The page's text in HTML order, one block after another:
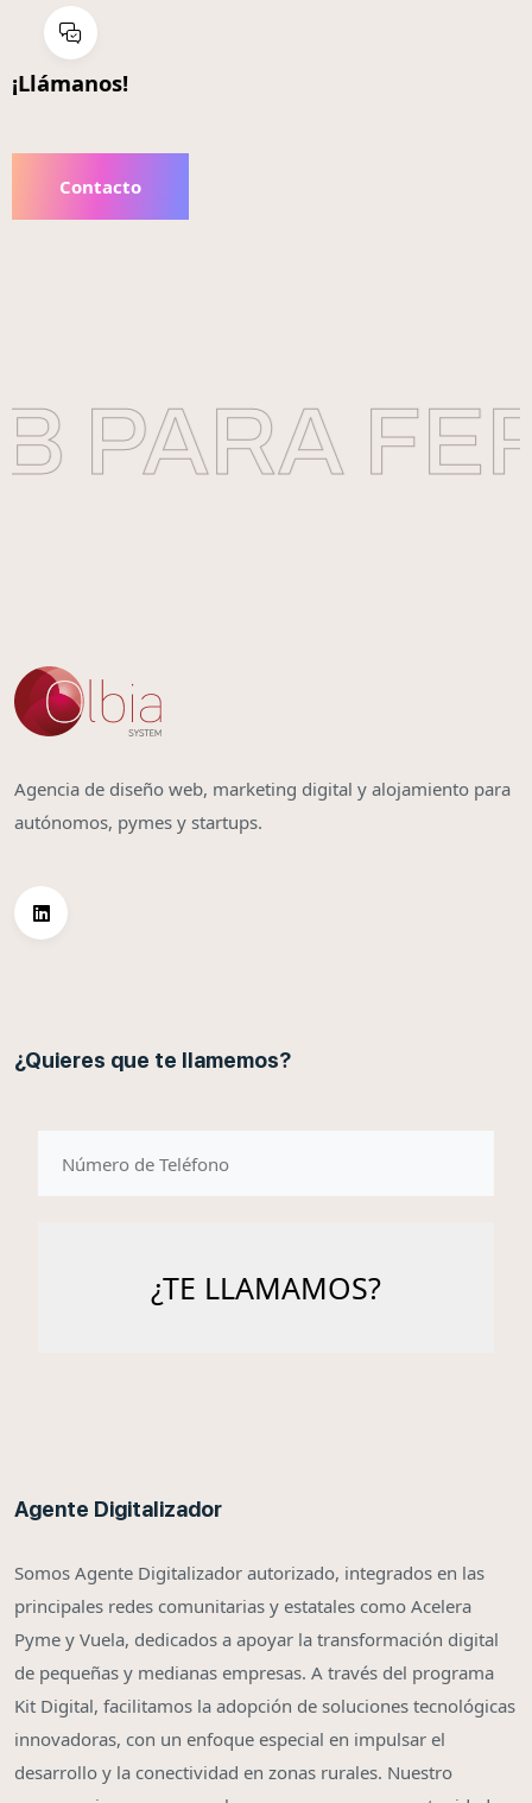
¡Llámanos!
Contacto
PARA
Agencia de diseño web, marketing digital y alojamiento para
autónomos, pymes y startups.
¿Quieres que te llamemos?
Agente Digitalizador
Somos Agente Digitalizador autorizado, integrados en las
principales redes comunitarias y estatales como Acelera
Pyme y Vuela, dedicados a apoyar la transformación digital
de pequeñas y medianas empresas. A través del programa
Kit Digital, facilitamos la adopción de soluciones tecnológicas
innovadoras, con un enfoque especial en impulsar el
desarrollo y la conectividad en zonas rurales. Nuestro